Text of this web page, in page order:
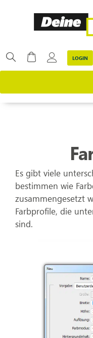
LOGIN
Es gibt viele
bestimmen wie
zusammengesetzt
Farbprofile, die
sind.